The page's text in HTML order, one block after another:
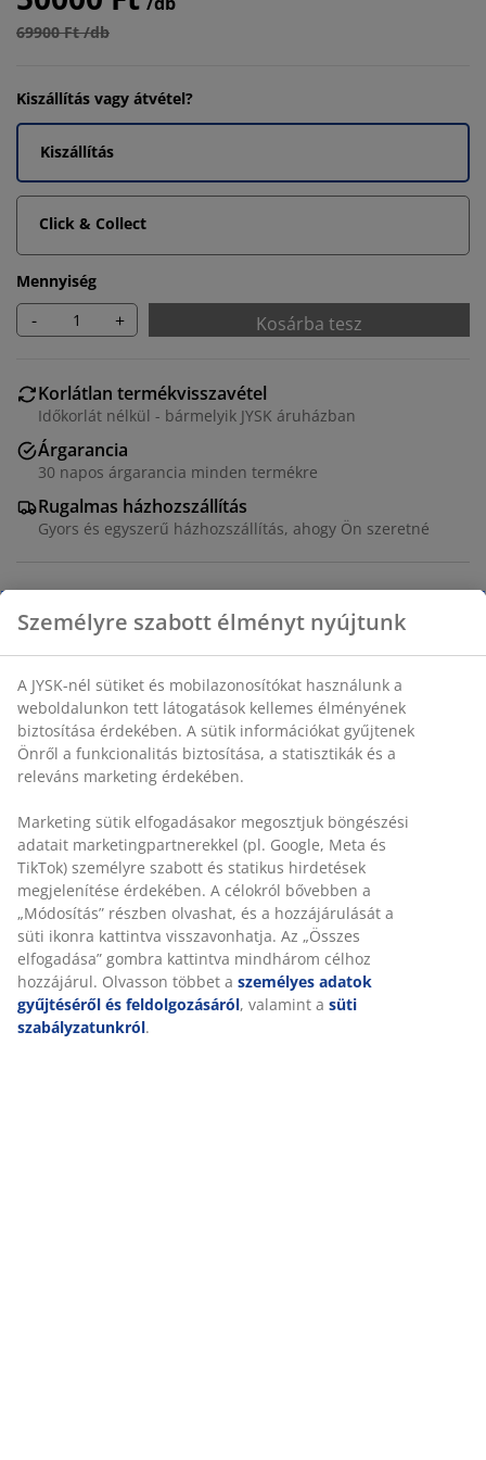
69900 Ft /db
Kiszállítás vagy átvétel?
Kiszállítás
Click & Collect
Mennyiség
- + Kosárba tesz
Korlátlan termékvisszavétel
Időkorlát nélkül - bármelyik JYSK áruházban
Árgarancia
30 napos árgarancia minden termékre
Rugalmas házhozszállítás
Gyors és egyszerű házhozszállítás, ahogy Ön szeretné
Fekete színű kerti asztal műfa asztallappal. Porfestett
megjelenésű és textúrájú. SZ90 x H149 x MA74 cm
SKU: 3726173
Összeszerelési útmutató
Részletes Adatok
Értékelések
(0)
Személyre szabott élményt nyújtunk
A JYSK-nél sütiket és mobilazonosítókat használunk a
weboldalunkon tett látogatások kellemes élményének
biztosítása érdekében. A sütik információkat gyűjtenek
Önről a funkcionalitás biztosítása, a statisztikák és a
releváns marketing érdekében.
Marketing sütik elfogadásakor megosztjuk böngészési
adatait marketingpartnerekkel (pl. Google, Meta és
TikTok) személyre szabott és statikus hirdetések
megjelenítése érdekében. A célokról bővebben a
„Módosítás” részben olvashat, és a hozzájárulását a
süti ikonra kattintva visszavonhatja. Az „Összes
elfogadása” gombra kattintva mindhárom célhoz
hozzájárul. Olvasson többet a személyes adatok
gyűjtéséről és feldolgozásáról, valamint a süti
szabályzatunkról.